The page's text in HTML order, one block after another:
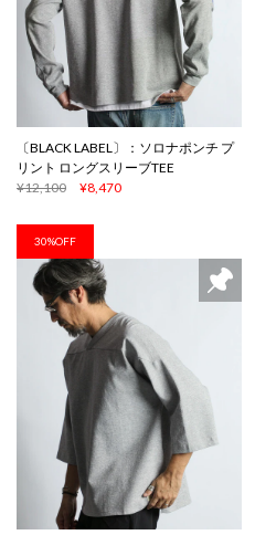
〔BLACK LABEL〕：ソロナポンチ プ
リント ロングスリーブTEE
¥12,100
¥8,470
30%OFF